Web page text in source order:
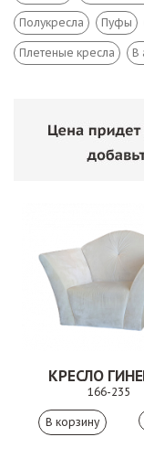
Полукресла Пуфы
Плетеные кресла В
КРЕСЛО
166-235